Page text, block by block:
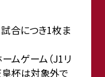
合につき1枚ま
ムゲーム（J1リ
皇杯は対象外で